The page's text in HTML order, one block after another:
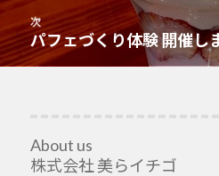
ゲ
ー
シ
投
稿:
次
次
の
パフェづくり体験 開催し
About us
株式会社 美らイチゴ